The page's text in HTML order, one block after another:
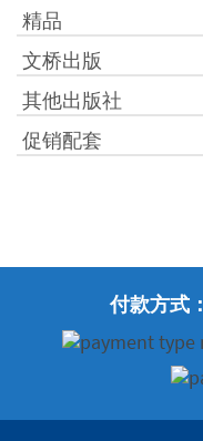
精品
文桥出版
其他出版社
促销配套
付款方式：